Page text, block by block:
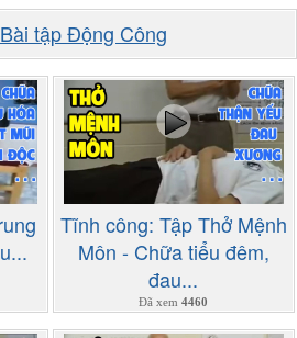
Bài tập Động Công
Tĩnh công: Tập Thở Mệnh
Môn - Chữa tiểu đêm,
đau...
Đã xem4460